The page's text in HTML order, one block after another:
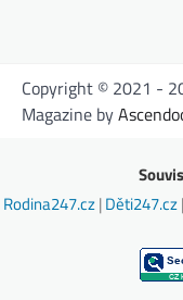
Copyright © 2021 -
Magazine by
Rodina247.cz|Děti247.cz|